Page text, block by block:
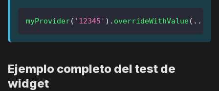
myProvider( '12345' ) . overrideWithValue( . .
Ejemplo completo del test de
widget